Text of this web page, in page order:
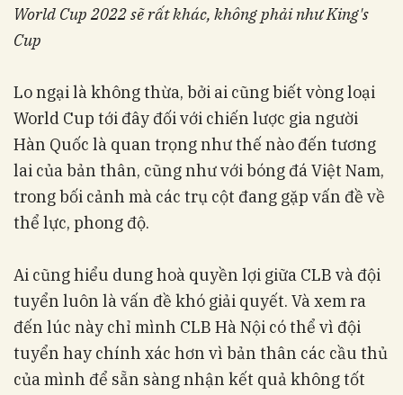
World Cup 2022 sẽ rất khác, không phải như King's
Cup
Lo ngại là không thừa, bởi ai cũng biết vòng loại
World Cup tới đây đối với chiến lược gia người
Hàn Quốc là quan trọng như thế nào đến tương
lai của bản thân, cũng như với bóng đá Việt Nam,
trong bối cảnh mà các trụ cột đang gặp vấn đề về
thể lực, phong độ.
Ai cũng hiểu dung hoà quyền lợi giữa CLB và đội
tuyển luôn là vấn đề khó giải quyết. Và xem ra
đến lúc này chỉ mình CLB Hà Nội có thể vì đội
tuyển hay chính xác hơn vì bản thân các cầu thủ
của mình để sẵn sàng nhận kết quả không tốt